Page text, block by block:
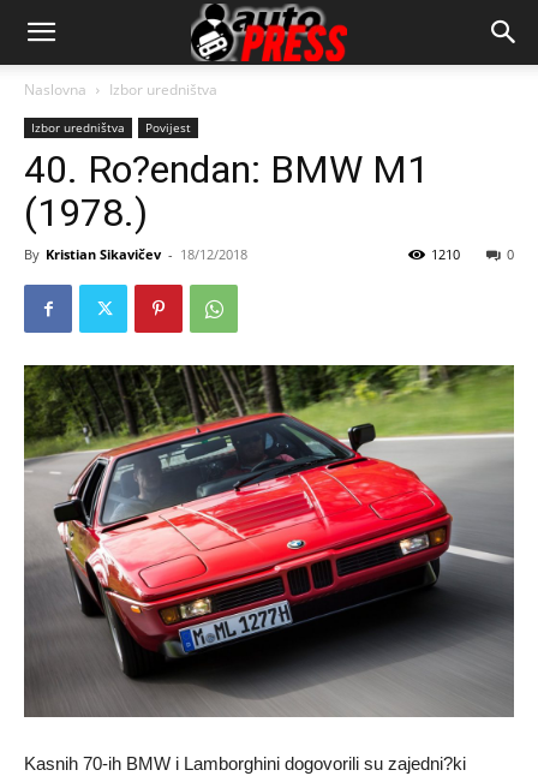
AutopressHR
Naslovna Izbor uredništva
Izbor uredništva Povijest
40. Ro?endan: BMW M1
(1978.)
By Kristian Sikavičev - 18/12/2018 0
1210
Kasnih 70-ih BMW i Lamborghini dogovorili su zajedni?ki